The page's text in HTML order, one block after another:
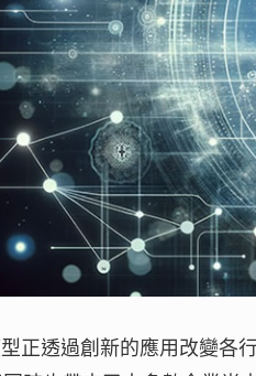
正透過創新的應用改變各